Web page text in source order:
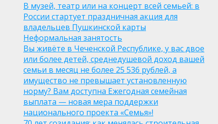
В музей, театр или на концерт всей семьей: в
России стартует праздничная акция для
владельцев Пушкинской карты
Неформальная занятость
Вы живёте в Чеченской Республике, у вас двое
или более детей, среднедушевой доход вашей
семьи в месяц не более 25 536 рублей, а
имущество не превышает установленную
норму? Вам доступна Ежегодная семейная
выплата — новая мера поддержки
национального проекта «Семья»!